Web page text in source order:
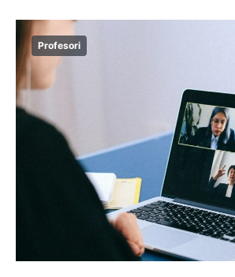
Profesori